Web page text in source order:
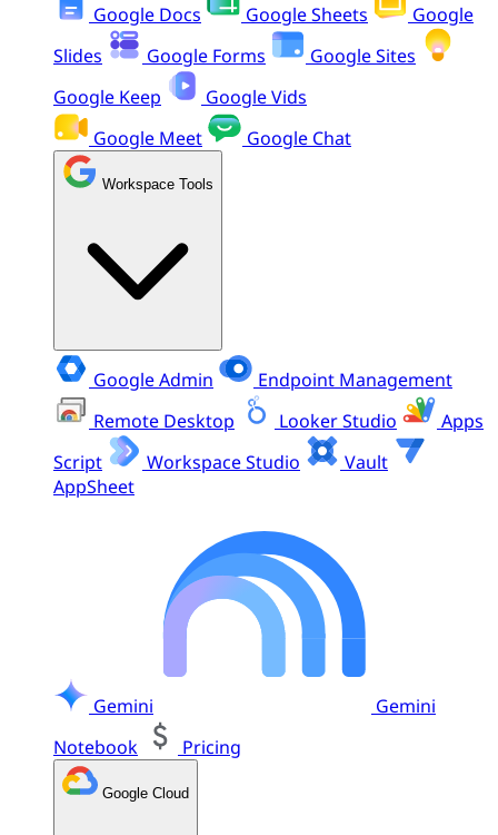
Google Docs Google Sheets
Google
Slides
Google Forms
Google Sites
Google Keep
Google Vids
Google Meet
Google Chat
Workspace Tools
Google Admin
Endpoint Management
Remote Desktop
Looker Studio
Apps
Script
Workspace Studio
Vault
AppSheet
Gemini
Gemini
Notebook
Pricing
Google Cloud